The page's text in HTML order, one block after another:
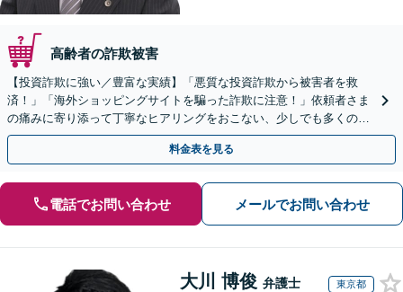
高齢者の詐欺被害
【投資詐欺に強い／豊富な実績】「悪質な投資詐欺から被害者を救
済！」「海外ショッピングサイトを騙った詐欺に注意！」依頼者さま
の痛みに寄り添って丁寧なヒアリングをおこない、少しでも多くの返
金が得られるよう尽力します！
料金表を見る
電話でお問い合わせ メールでお問い合わせ
大川 博俊 弁護士 東京都